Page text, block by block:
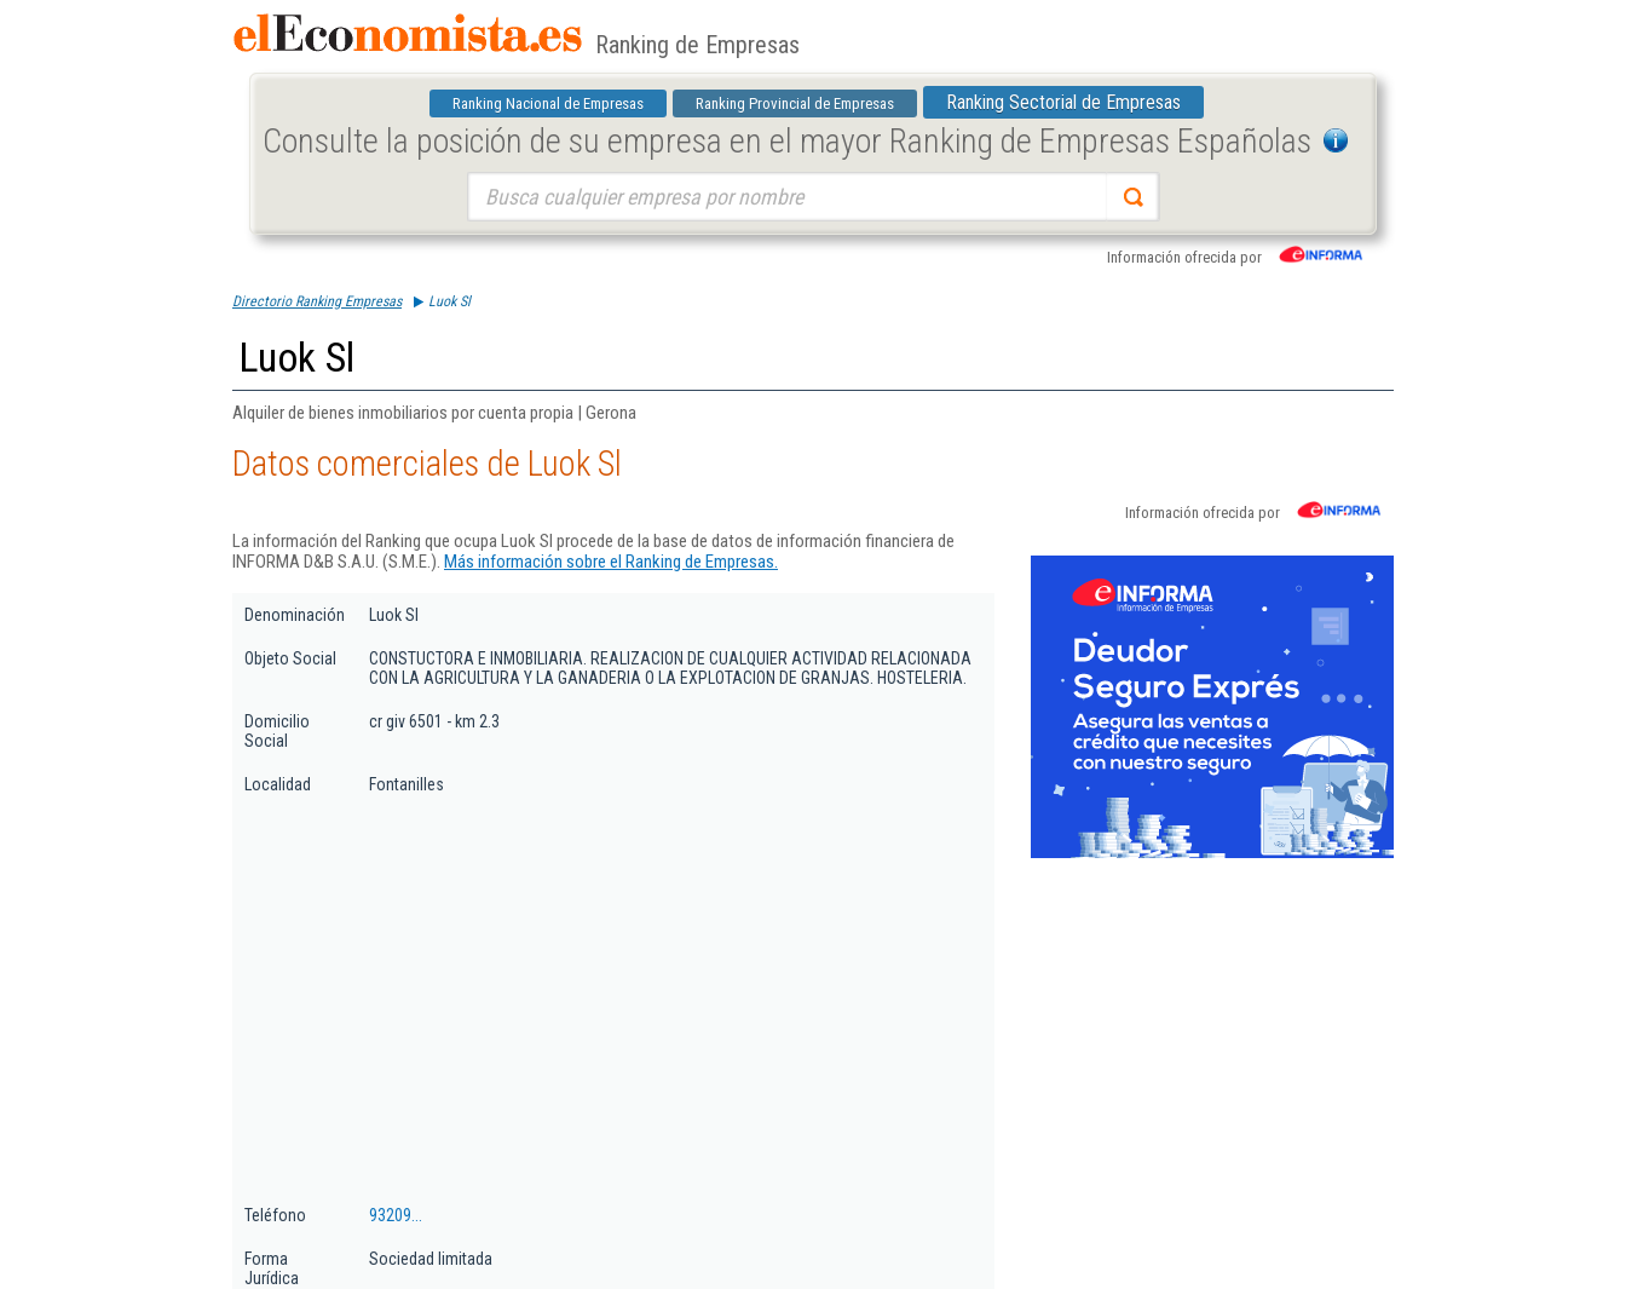
Ranking de Empresas
Ranking Nacional de Empresas Ranking Provincial de Empresas Ranking Sectorial de Empresas
Consulte la posición de su empresa en el mayor Ranking de Empresas Españolas
Información ofrecida por
Directorio Ranking Empresas Luok Sl
Luok Sl
Alquiler de bienes inmobiliarios por cuenta propia | Gerona
Datos comerciales de Luok Sl
Información ofrecida por
La información del Ranking que ocupa Luok Sl procede de la base de datos de información financiera de
INFORMA D&B S.A.U. (S.M.E.). Más información sobre el Ranking de Empresas.
Denominación Luok Sl
Objeto Social
CONSTUCTORA E INMOBILIARIA. REALIZACION DE CUALQUIER ACTIVIDAD RELACIONADA
CON LA AGRICULTURA Y LA GANADERIA O LA EXPLOTACION DE GRANJAS. HOSTELERIA.
Domicilio
Social
cr giv 6501 - km 2.3
Localidad Fontanilles
Teléfono 93209...
Forma
Jurídica
Sociedad limitada